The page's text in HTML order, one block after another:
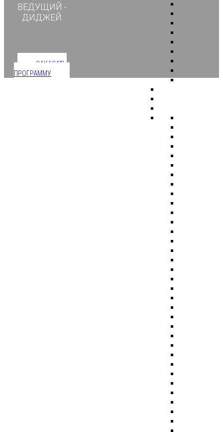
ВЕДУЩИЙ -
ДИДЖЕЙ
ЗАКАЗАТЬ
ПРОГРАММУ